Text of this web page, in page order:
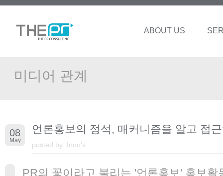
ABOUT US
미디어 관계
08
May
언론홍보의 정석, 매커니즘을 알고 접
posted by: Inno's
PR의 꽃이라고 불리는 '언론홍보' 홍보활